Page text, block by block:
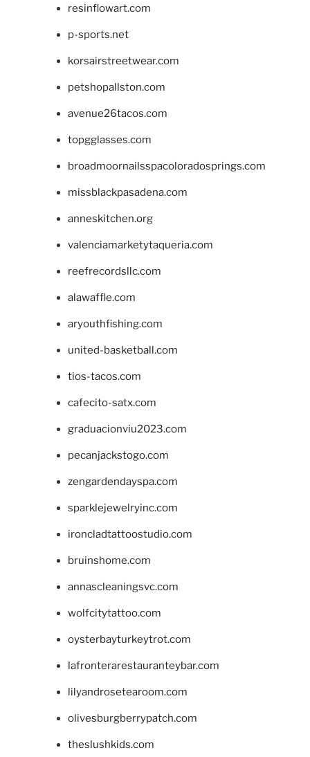
resinflowart.com
p-sports.net
korsairstreetwear.com
petshopallston.com
avenue26tacos.com
topgglasses.com
broadmoornailsspacoloradosprings.com
missblackpasadena.com
anneskitchen.org
valenciamarketytaqueria.com
reefrecordsllc.com
alawaffle.com
aryouthfishing.com
united-basketball.com
tios-tacos.com
cafecito-satx.com
graduacionviu2023.com
pecanjackstogo.com
zengardendayspa.com
sparklejewelryinc.com
ironcladtattoostudio.com
bruinshome.com
annascleaningsvc.com
wolfcitytattoo.com
oysterbayturkeytrot.com
lafronterarestauranteybar.com
lilyandrosetearoom.com
olivesburgberrypatch.com
theslushkids.com